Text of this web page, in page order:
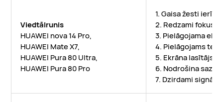
Viedtālrunis
HUAWEI nova 14 Pro,
HUAWEI Mate X7,
HUAWEI Pura 80 Ultra,
HUAWEI Pura 80 Pro
1. Gaisa žesti
2. Redzami fokusa
3. Pielāgojama
4. Pielāgojams
5. Ekrāna lasītājs
6. Nodrošina
7. Dzirdami signāli